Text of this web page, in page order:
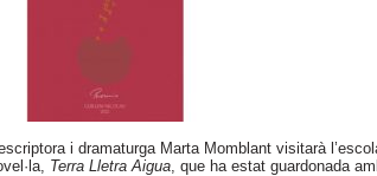
i dramaturga Marta Momblant visitarà
Terra Lletra Aigua, que ha estat guardonada